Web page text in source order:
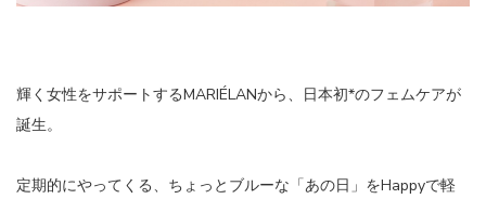
輝く女性をサポートするMARIÉLANから、日本初*のフェムケアが
誕生。
定期的にやってくる、ちょっとブルーな「あの日」をHappyで軽